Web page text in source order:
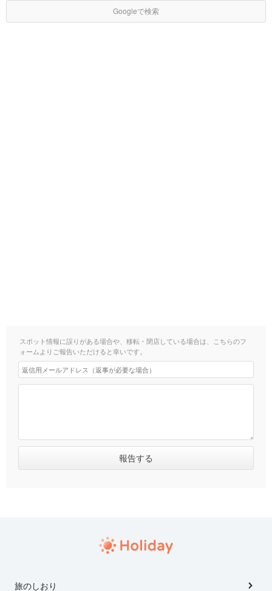
Googleで検索
スポット情報に誤りがある場合や、移転・閉店している場合は、こちらのフ
ォームよりご報告いただけると幸いです。
旅のしおり